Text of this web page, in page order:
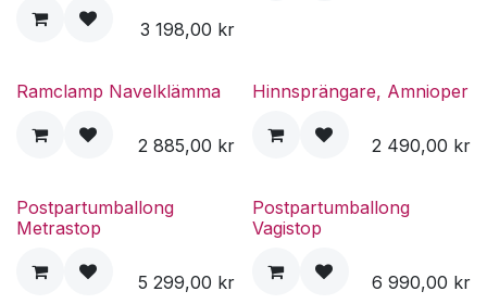
3 198,00 kr
Ramclamp Navelklämma
2 885,00 kr
Hinnsprängare, Amnioper
2 490,00 kr
Postpartumballong
Metrastop
5 299,00 kr
Postpartumballong
Vagistop
6 990,00 kr